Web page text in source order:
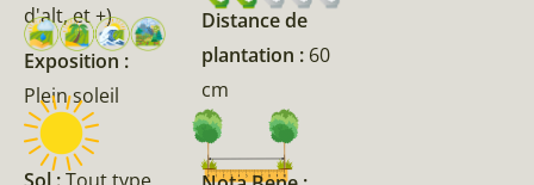
d'alt, et +)
Exposition :
Plein soleil
Distance de
plantation : 60
cm